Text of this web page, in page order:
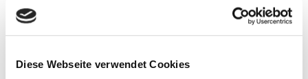
Diese Webseite verwendet Cookies
Sie mit uns die einmaligen Kulturschätze, die fast alle
zum Welterbe der UNESCO zählen. Es folgt der
liegt etwas außerhalb Pekings und war ursprünglich